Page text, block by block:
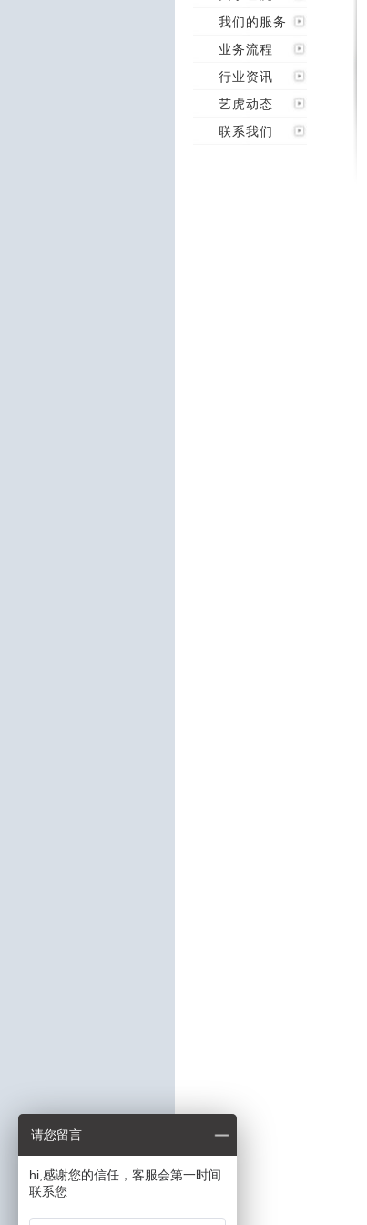
我们的服务
业务流程
行业资讯
艺虎动态
联系我们
请您留言
hi,感谢您的信任，客服会第一时间
联系您